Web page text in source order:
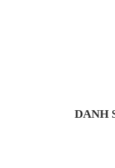
DANH